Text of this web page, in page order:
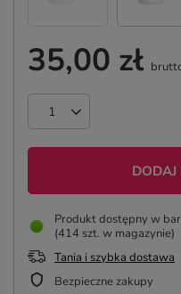
35,00 zł
Produkt dostępny w
(414 szt. w magazynie)
Tania i szybka dostawa
Bezpieczne zakupy